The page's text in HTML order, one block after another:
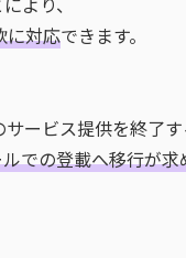
に対応できます。
ービス提供を終了す
での登載へ移行が求